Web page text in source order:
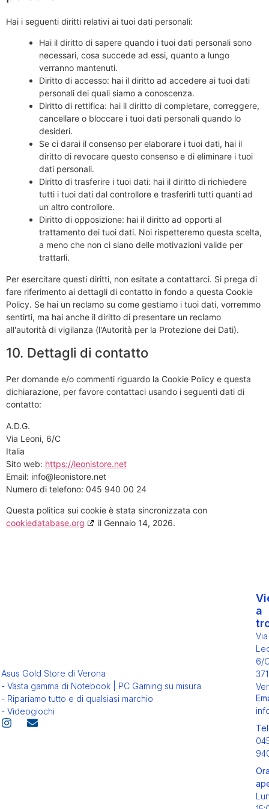
Hai i seguenti diritti relativi ai tuoi dati personali:
Hai il diritto di sapere quando i tuoi dati personali sono
necessari, cosa succede ad essi, quanto a lungo
verranno mantenuti.
Diritto di accesso: hai il diritto ad accedere ai tuoi dati
personali dei quali siamo a conoscenza.
Diritto di rettifica: hai il diritto di completare, correggere,
cancellare o bloccare i tuoi dati personali quando lo
desideri.
Se ci darai il consenso per elaborare i tuoi dati, hai il
diritto di revocare questo consenso e di eliminare i tuoi
dati personali.
Diritto di trasferire i tuoi dati: hai il diritto di richiedere
tutti i tuoi dati dal controllore e trasferirli tutti quanti ad
un altro controllore.
Diritto di opposizione: hai il diritto ad opporti al
trattamento dei tuoi dati. Noi rispetteremo questa scelta,
a meno che non ci siano delle motivazioni valide per
trattarli.
Per esercitare questi diritti, non esitate a contattarci. Si prega di
fare riferimento ai dettagli di contatto in fondo a questa Cookie
Policy. Se hai un reclamo su come gestiamo i tuoi dati, vorremmo
sentirti, ma hai anche il diritto di presentare un reclamo
all'autorità di vigilanza (l'Autorità per la Protezione dei Dati).
10. Dettagli di contatto
Per domande e/o commenti riguardo la Cookie Policy e questa
dichiarazione, per favore contattaci usando i seguenti dati di
contatto:
A.D.G.
Via Leoni, 6/C
Italia
Sito web: https://leonistore.net
Email: info@leonistore.net
Numero di telefono: 045 940 00 24
Questa politica sui cookie è stata sincronizzata con
cookiedatabase.org
il Gennaio 14, 2026.
Asus Gold Store di Verona
- Vasta gamma di Notebook | PC Gaming su misura
- Ripariamo tutto e di qualsiasi marchio
- Videogiochi
a
Via
6/